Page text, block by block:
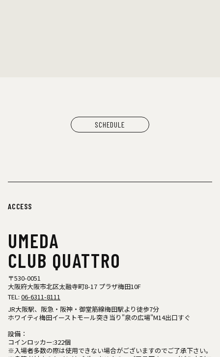
SCHEDULE
ACCESS
UMEDA
CLUB QUATTRO
〒530-0051
大阪府大阪市北区太融寺町8-17 プラザ梅田10F
TEL: 06-6311-8111
JR大阪駅、阪急・阪神・御堂筋線梅田駅より徒歩7分
ホワイティ梅田イーストモール突き当り"泉の広場"M14出口すぐ
設備：
コインロッカー:322個
※入場者多数の際は使用できない場合がございますのでご了承下さい。